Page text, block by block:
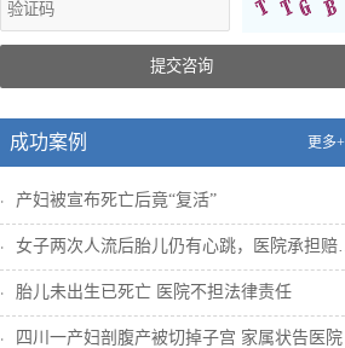
提交咨询
成功案例 更多+
产妇被宣布死亡后竟“复活”
女子两次人流后胎儿仍有心跳，医院承担赔偿...
胎儿未出生已死亡 医院不担法律责任
四川一产妇剖腹产被切掉子宫 家属状告医院